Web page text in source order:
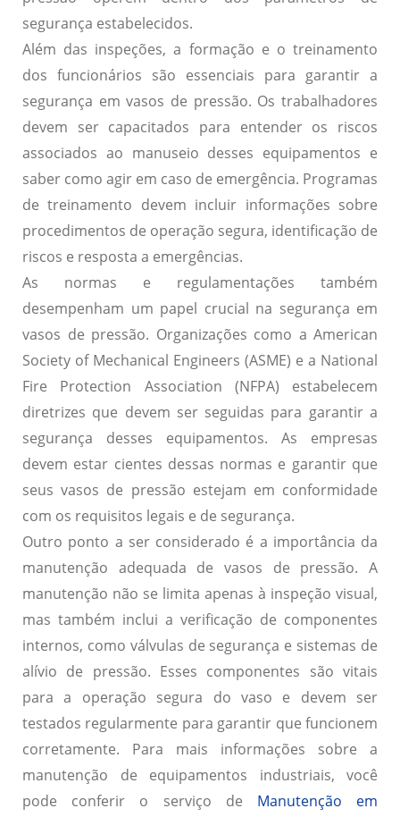
segurança estabelecidos.
Além das inspeções, a formação e o treinamento
dos funcionários são essenciais para garantir a
segurança em vasos de pressão. Os trabalhadores
devem ser capacitados para entender os riscos
associados ao manuseio desses equipamentos e
saber como agir em caso de emergência. Programas
de treinamento devem incluir informações sobre
procedimentos de operação segura, identificação de
riscos e resposta a emergências.
As normas e regulamentações também
desempenham um papel crucial na segurança em
vasos de pressão. Organizações como a American
Society of Mechanical Engineers (ASME) e a National
Fire Protection Association (NFPA) estabelecem
diretrizes que devem ser seguidas para garantir a
segurança desses equipamentos. As empresas
devem estar cientes dessas normas e garantir que
seus vasos de pressão estejam em conformidade
com os requisitos legais e de segurança.
Outro ponto a ser considerado é a importância da
manutenção adequada de vasos de pressão. A
manutenção não se limita apenas à inspeção visual,
mas também inclui a verificação de componentes
internos, como válvulas de segurança e sistemas de
alívio de pressão. Esses componentes são vitais
para a operação segura do vaso e devem ser
testados regularmente para garantir que funcionem
corretamente. Para mais informações sobre a
manutenção de equipamentos industriais, você
pode conferir o serviço de Manutenção em